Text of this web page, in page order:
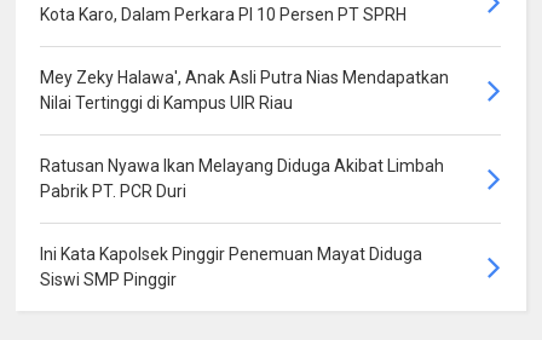
Kota Karo, Dalam Perkara PI 10 Persen PT SPRH
Mey Zeky Halawa', Anak Asli Putra Nias Mendapatkan
Nilai Tertinggi di Kampus UIR Riau
Ratusan Nyawa Ikan Melayang Diduga Akibat Limbah
Pabrik PT. PCR Duri
Ini Kata Kapolsek Pinggir Penemuan Mayat Diduga
Siswi SMP Pinggir